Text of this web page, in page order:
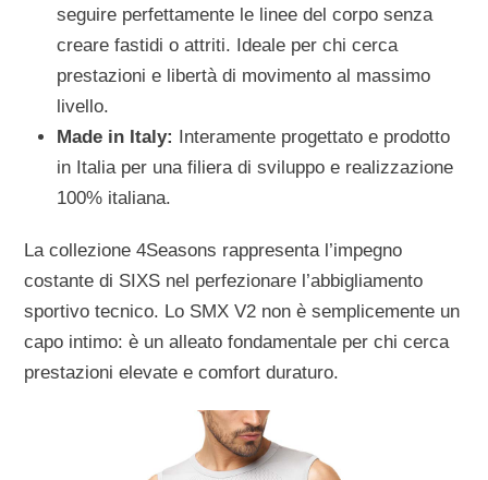
seguire perfettamente le linee del corpo senza
creare fastidi o attriti. Ideale per chi cerca
prestazioni e libertà di movimento al massimo
livello.
Made in Italy: Interamente progettato e prodotto
in Italia per una filiera di sviluppo e realizzazione
100% italiana.
La collezione 4Seasons rappresenta l’impegno
costante di SIXS nel perfezionare l’abbigliamento
sportivo tecnico. Lo SMX V2 non è semplicemente un
capo intimo: è un alleato fondamentale per chi cerca
prestazioni elevate e comfort duraturo.